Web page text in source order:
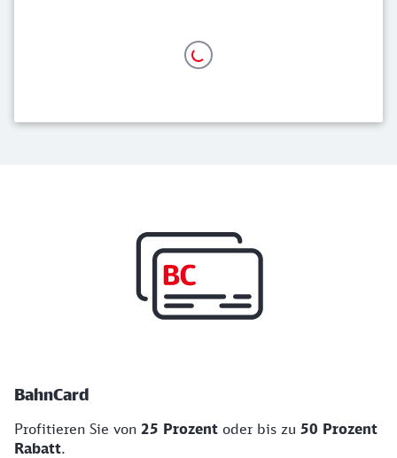
BahnCard
Profitieren Sie von 25 Prozent oder bis zu 50 Prozent
Rabatt.